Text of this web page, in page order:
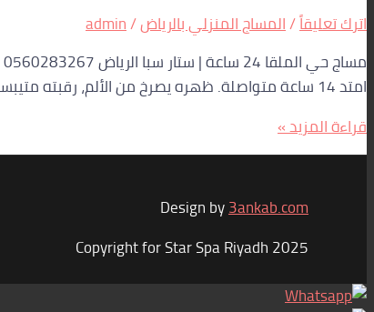
اترك تعليقاً/المساج المنزلي بالرياض/
admin
امتد 14 ساعة متواصلة. ظهره يصرخ من الألم، رقبته متيبسة كأنها قطعة خشب، وكتفاه يحملان ثقل العالم. نظر إلى ساعته: الثانية فجراً. […]
قراءة المزيد »
Design by3ankab.com
Copyright for Star Spa Riyadh 2025